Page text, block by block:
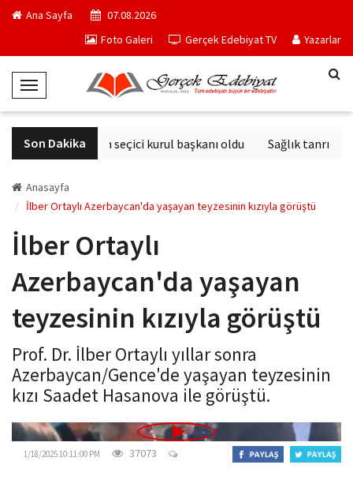
Ana Sayfa
07.08.2026
Foto Galeri
Gerçek Edebiyat TV Yazarlar
T
o
g
g
e
N
v
g
t
o
n
Son Dakika
Derviş Zaim seçici kurul başkanı oldu Sağlık
Anasayfa
İlber Ortaylı Azerbaycan'da yaşayan teyzesinin kızıyla görüştü
İlber Ortaylı
Azerbaycan'da yaşayan
teyzesinin kızıyla görüştü
Prof. Dr. İlber Ortaylı yıllar sonra
Azerbaycan/Gence'de yaşayan teyzesinin
kızı Saadet Hasanova ile görüştü.
1/18/2025 10:11:00 PM 37073